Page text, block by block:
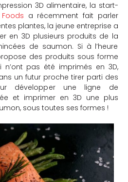
3D alimentaire, la start-
a récemment fait parler
plantes, la jeune entreprise a
en 3D plusieurs produits de la
de saumon. Si à l’heure
des produits sous forme
pas été imprimés en 3D,
un futur proche tirer parti des
développer une ligne de
et imprimer en 3D une plus
sous toutes ses formes !